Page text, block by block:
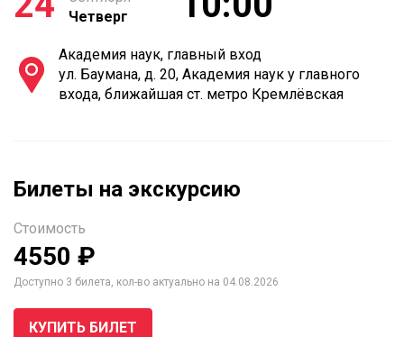
Четверг
Академия наук, главный вход
ул. Баумана, д. 20, Академия наук у главного
входа, ближайшая ст. метро Кремлёвская
Билеты на экскурсию
Стоимость
4550 ₽
Доступно 3 билета, кол-во актуально на 04.08.2026
КУПИТЬ БИЛЕТ